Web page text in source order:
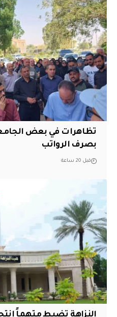
تظاهرات في بعض
بصرف الرواتب
قبل 20 ساعة
النزاهة تضبط متهماً